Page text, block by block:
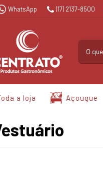
WhatsApp (17) 2137-8500
a loja Açougue